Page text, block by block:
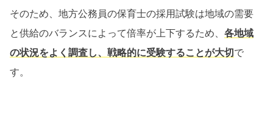
そのため、地方公務員の保育士の採用試験は地域の需要
と供給のバランスによって倍率が上下するため、各地域
の状況をよく調査し、戦略的に受験することが大切で
す。